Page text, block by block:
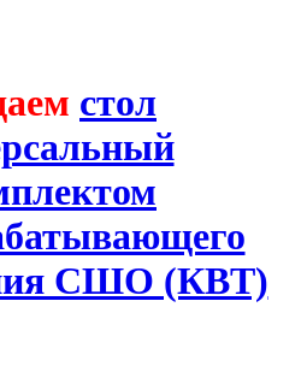
стол
СШО (КВТ)